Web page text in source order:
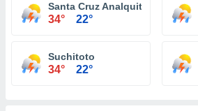
Santa Cruz Analquito
34° 22°
Suchitoto
34° 22°